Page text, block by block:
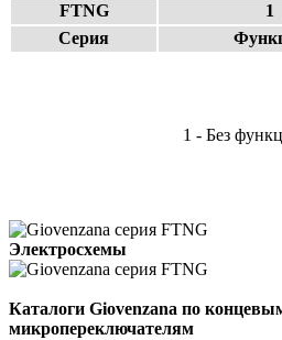
FTNG
1
Серия
1 - Без
Электросхемы
Каталоги Giovenzana по
микропереключателям